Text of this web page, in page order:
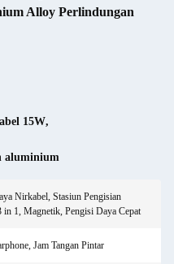
Alloy Perlindungan
15W,
aluminium
Nirkabel, Stasiun Pengisian
in 1, Magnetik, Pengisi Daya Cepat
Jam Tangan Pintar